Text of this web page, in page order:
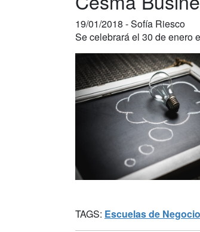
19/01/2018 -Sofía Riesco
Se celebrará el 30 de enero
TAGS: Escuelas de